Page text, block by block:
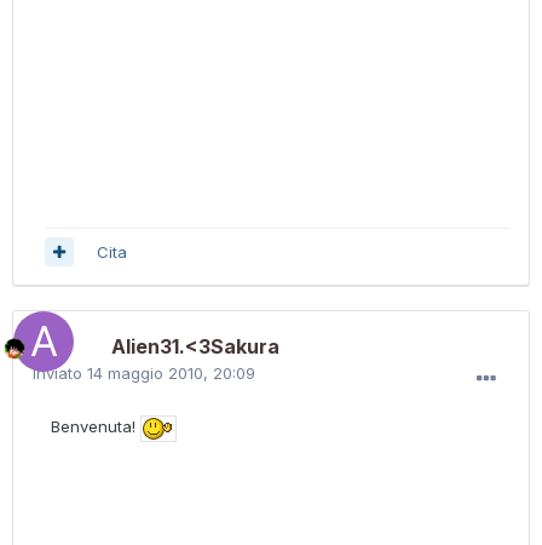
Cita
Alien31.<3Sakura
Inviato 14 maggio 2010, 20:09
Benvenuta!